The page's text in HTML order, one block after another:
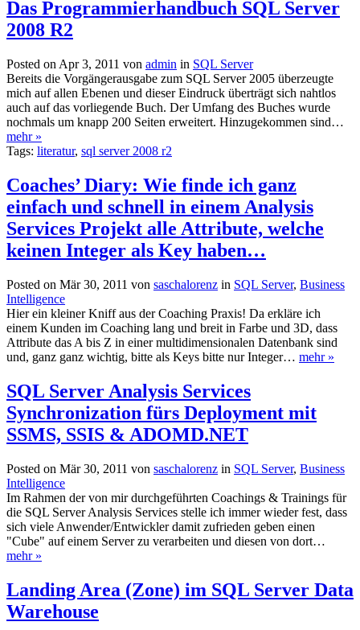
Das Programmierhandbuch SQL Server
2008 R2
Posted on Apr 3, 2011 von admin in SQL Server
Bereits die Vorgängerausgabe zum SQL Server 2005 überzeugte
mich auf allen Ebenen und dieser Eindruck überträgt sich nahtlos
auch auf das vorliegende Buch. Der Umfang des Buches wurde
nochmals um knapp 200 Seiten erweitert. Hinzugekommen sind…
mehr »
Tags: literatur, sql server 2008 r2
Coaches’ Diary: Wie finde ich ganz
einfach und schnell in einem Analysis
Services Projekt alle Attribute, welche
keinen Integer als Key haben…
Posted on Mär 30, 2011 von saschalorenz in SQL Server, Business
Intelligence
Hier ein kleiner Kniff aus der Coaching Praxis! Da erkläre ich
einem Kunden im Coaching lang und breit in Farbe und 3D, dass
Attribute das A bis Z in einer multidimensionalen Datenbank sind
und, ganz ganz wichtig, bitte als Keys bitte nur Integer… mehr »
SQL Server Analysis Services
Synchronization fürs Deployment mit
SSMS, SSIS & ADOMD.NET
Posted on Mär 30, 2011 von saschalorenz in SQL Server, Business
Intelligence
Im Rahmen der von mir durchgeführten Coachings & Trainings für
die SQL Server Analysis Services stelle ich immer wieder fest, dass
sich viele Anwender/Entwickler damit zufrieden geben einen
"Cube" auf einem Server zu verarbeiten und diesen von dort…
mehr »
Landing Area (Zone) im SQL Server Data
Warehouse